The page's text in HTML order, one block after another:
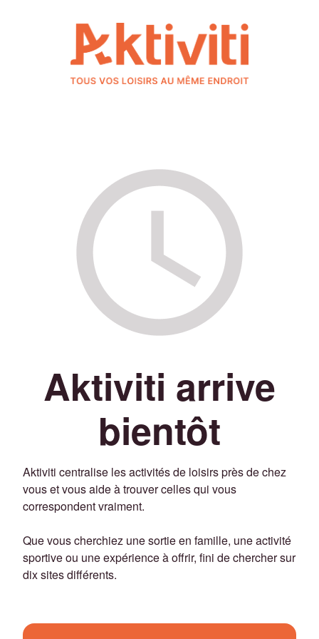
Aktiviti arrive
bientôt
Aktiviti centralise les activités de loisirs près de chez
vous et vous aide à trouver celles qui vous
correspondent vraiment.
Que vous cherchiez une sortie en famille, une activité
sportive ou une expérience à offrir, fini de chercher sur
dix sites différents.